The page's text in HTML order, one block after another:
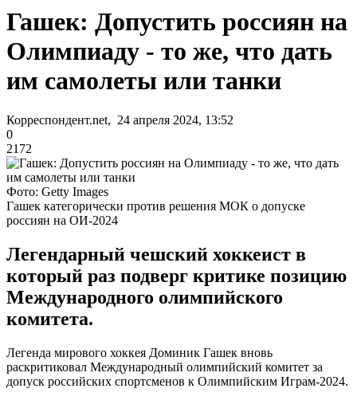
Гашек: Допустить россиян на
Олимпиаду - то же, что дать
им самолеты или танки
Корреспондент.net, 24 апреля 2024, 13:52
0
2172
Фото: Getty Images
Гашек категорически против решения МОК о допуске
россиян на ОИ-2024
Легендарный чешский хоккеист в
который раз подверг критике позицию
Международного олимпийского
комитета.
Легенда мирового хоккея Доминик Гашек вновь
раскритиковал Международный олимпийский комитет за
допуск российских спортсменов к Олимпийским Играм-2024.